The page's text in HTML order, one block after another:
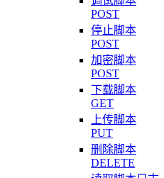
POST
停止脚本
POST
加密脚本
POST
下载脚本
GET
上传脚本
PUT
删除脚本
DELETE